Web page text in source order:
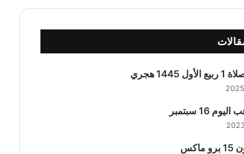
1445 هجري
16 سبتمبر